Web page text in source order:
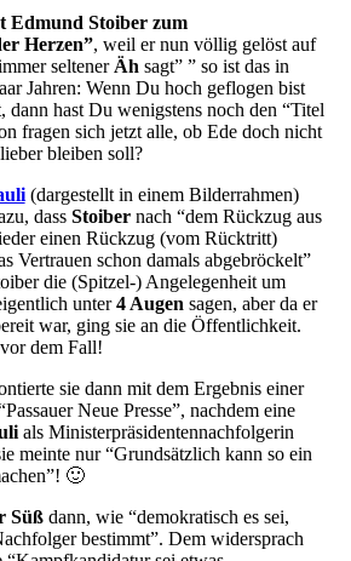
Edmund Stoiber zum
Herzen”, weil er nun völlig gelöst auf
seltener Äh sagt” ” so ist das in
Jahren: Wenn Du hoch geflogen bist
dann hast Du wenigstens noch den “Titel
fragen sich jetzt alle, ob Ede doch nicht
bleiben soll?
(dargestellt in einem Bilderrahmen)
dass Stoibernach “dem Rückzug aus
einen Rückzug (vom Rücktritt)
Vertrauen schon damals abgebröckelt”
die (Spitzel-) Angelegenheit um
unter4 Augen sagen, aber da er
war, ging sie an die Öffentlichkeit.
dem Fall!
sie dann mit dem Ergebnis einer
Neue Presse”, nachdem eine
als Ministerpräsidentennachfolgerin
meinte nur “Grundsätzlich kann so ein
🙂
Süßdann, wie “demokratisch es sei,
bestimmt”. Dem widersprach